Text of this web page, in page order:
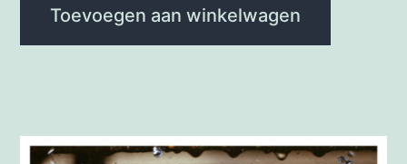
Toevoegen aan winkelwagen